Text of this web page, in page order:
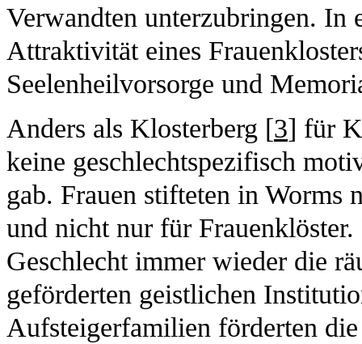
Verwandten unterzubringen. In
Attraktivität eines
Seelenheilvorsorge und
Anders als Klosterberg [3] für
keine geschlechtspezifisch
gab. Frauen stifteten in Worms
und nicht nur für
Geschlecht immer wieder die
geförderten geistlichen
Aufsteigerfamilien förderten